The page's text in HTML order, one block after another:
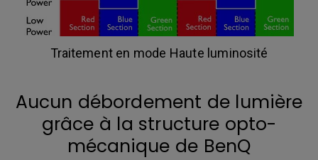
Traitement en mode Haute luminosité
Aucun débordement de lumière
grâce à la structure opto-
mécanique de BenQ